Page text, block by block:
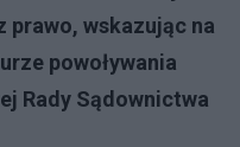
prawo, wskazując na
powoływania
Rady Sądownictwa